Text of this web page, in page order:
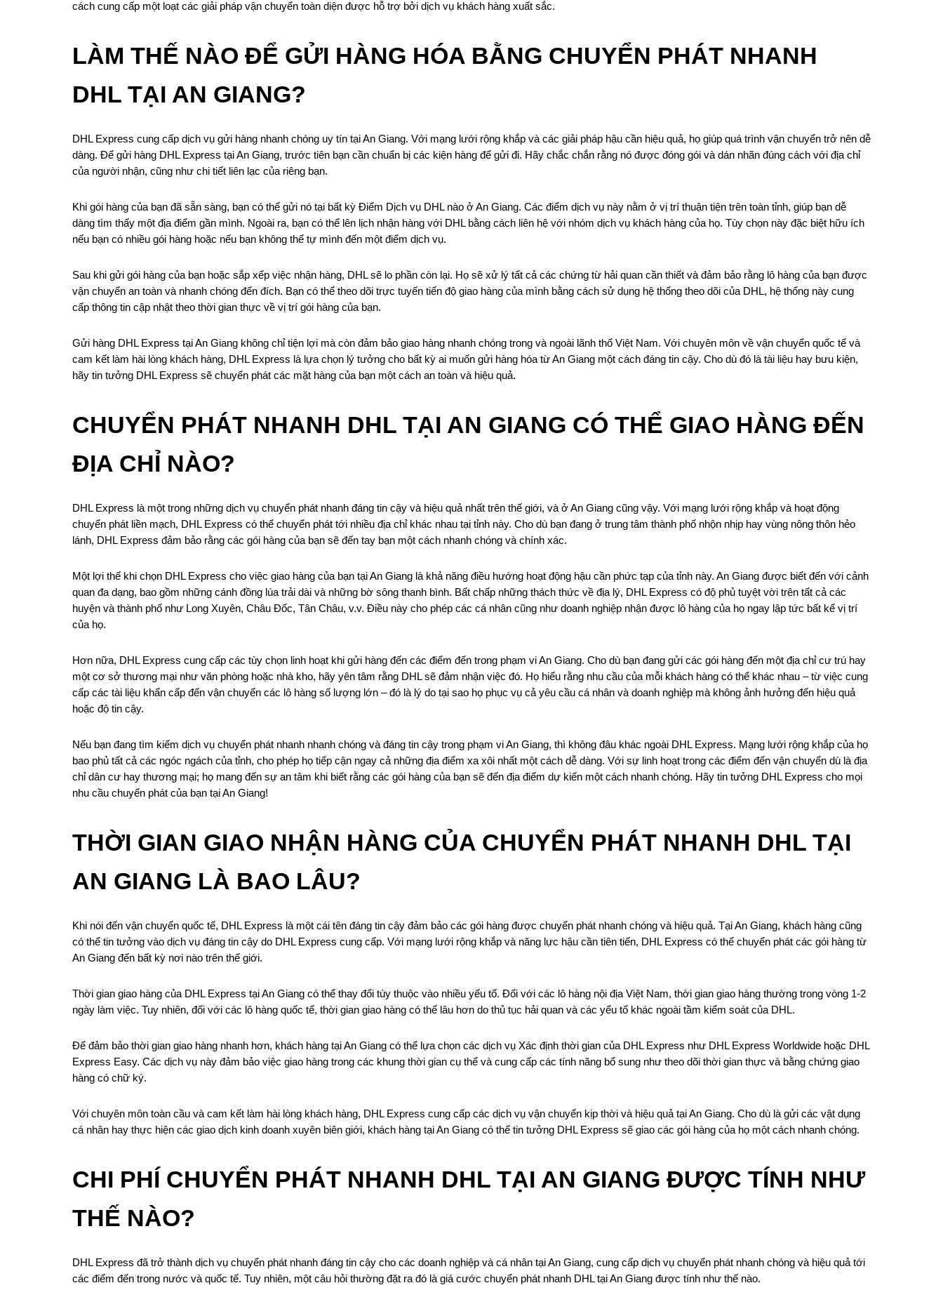
cách cung cấp một loạt các giải pháp vận chuyển toàn diện được hỗ trợ bởi dịch vụ khách hàng xuất sắc.
LÀM THẾ NÀO ĐỂ GỬI HÀNG HÓA BẰNG CHUYỂN PHÁT NHANH
DHL TẠI AN GIANG?
DHL Express cung cấp dịch vụ gửi hàng nhanh chóng uy tín tại An Giang. Với mạng lưới rộng khắp và các giải pháp hậu cần hiệu quả, họ giúp quá trình vận chuyển trở nên dễ
dàng. Để gửi hàng DHL Express tại An Giang, trước tiên bạn cần chuẩn bị các kiện hàng để gửi đi. Hãy chắc chắn rằng nó được đóng gói và dán nhãn đúng cách với địa chỉ
của người nhận, cũng như chi tiết liên lạc của riêng bạn.
Khi gói hàng của bạn đã sẵn sàng, bạn có thể gửi nó tại bất kỳ Điểm Dịch vụ DHL nào ở An Giang. Các điểm dịch vụ này nằm ở vị trí thuận tiện trên toàn tỉnh, giúp bạn dễ
dàng tìm thấy một địa điểm gần mình. Ngoài ra, bạn có thể lên lịch nhận hàng với DHL bằng cách liên hệ với nhóm dịch vụ khách hàng của họ. Tùy chọn này đặc biệt hữu ích
nếu bạn có nhiều gói hàng hoặc nếu bạn không thể tự mình đến một điểm dịch vụ.
Sau khi gửi gói hàng của bạn hoặc sắp xếp việc nhận hàng, DHL sẽ lo phần còn lại. Họ sẽ xử lý tất cả các chứng từ hải quan cần thiết và đảm bảo rằng lô hàng của bạn được
vận chuyển an toàn và nhanh chóng đến đích. Bạn có thể theo dõi trực tuyến tiến độ giao hàng của mình bằng cách sử dụng hệ thống theo dõi của DHL, hệ thống này cung
cấp thông tin cập nhật theo thời gian thực về vị trí gói hàng của bạn.
Gửi hàng DHL Express tại An Giang không chỉ tiện lợi mà còn đảm bảo giao hàng nhanh chóng trong và ngoài lãnh thổ Việt Nam. Với chuyên môn về vận chuyển quốc tế và
cam kết làm hài lòng khách hàng, DHL Express là lựa chọn lý tưởng cho bất kỳ ai muốn gửi hàng hóa từ An Giang một cách đáng tin cậy. Cho dù đó là tài liệu hay bưu kiện,
hãy tin tưởng DHL Express sẽ chuyển phát các mặt hàng của bạn một cách an toàn và hiệu quả.
CHUYỂN PHÁT NHANH DHL TẠI AN GIANG CÓ THỂ GIAO HÀNG ĐẾN
ĐỊA CHỈ NÀO?
DHL Express là một trong những dịch vụ chuyển phát nhanh đáng tin cậy và hiệu quả nhất trên thế giới, và ở An Giang cũng vậy. Với mạng lưới rộng khắp và hoạt động
chuyển phát liền mạch, DHL Express có thể chuyển phát tới nhiều địa chỉ khác nhau tại tỉnh này. Cho dù bạn đang ở trung tâm thành phố nhộn nhịp hay vùng nông thôn hẻo
lánh, DHL Express đảm bảo rằng các gói hàng của bạn sẽ đến tay bạn một cách nhanh chóng và chính xác.
Một lợi thế khi chọn DHL Express cho việc giao hàng của bạn tại An Giang là khả năng điều hướng hoạt động hậu cần phức tạp của tỉnh này. An Giang được biết đến với cảnh
quan đa dạng, bao gồm những cánh đồng lúa trải dài và những bờ sông thanh bình. Bất chấp những thách thức về địa lý, DHL Express có độ phủ tuyệt vời trên tất cả các
huyện và thành phố như Long Xuyên, Châu Đốc, Tân Châu, v.v. Điều này cho phép các cá nhân cũng như doanh nghiệp nhận được lô hàng của họ ngay lập tức bất kể vị trí
của họ.
Hơn nữa, DHL Express cung cấp các tùy chọn linh hoạt khi gửi hàng đến các điểm đến trong phạm vi An Giang. Cho dù bạn đang gửi các gói hàng đến một địa chỉ cư trú hay
một cơ sở thương mại như văn phòng hoặc nhà kho, hãy yên tâm rằng DHL sẽ đảm nhận việc đó. Họ hiểu rằng nhu cầu của mỗi khách hàng có thể khác nhau – từ việc cung
cấp các tài liệu khẩn cấp đến vận chuyển các lô hàng số lượng lớn – đó là lý do tại sao họ phục vụ cả yêu cầu cá nhân và doanh nghiệp mà không ảnh hưởng đến hiệu quả
hoặc độ tin cậy.
Nếu bạn đang tìm kiếm dịch vụ chuyển phát nhanh nhanh chóng và đáng tin cậy trong phạm vi An Giang, thì không đâu khác ngoài DHL Express. Mạng lưới rộng khắp của họ
bao phủ tất cả các ngóc ngách của tỉnh, cho phép họ tiếp cận ngay cả những địa điểm xa xôi nhất một cách dễ dàng. Với sự linh hoạt trong các điểm đến vận chuyển dù là địa
chỉ dân cư hay thương mại; họ mang đến sự an tâm khi biết rằng các gói hàng của bạn sẽ đến địa điểm dự kiến một cách nhanh chóng. Hãy tin tưởng DHL Express cho mọi
nhu cầu chuyển phát của bạn tại An Giang!
THỜI GIAN GIAO NHẬN HÀNG CỦA CHUYỂN PHÁT NHANH DHL TẠI
AN GIANG LÀ BAO LÂU?
Khi nói đến vận chuyển quốc tế, DHL Express là một cái tên đáng tin cậy đảm bảo các gói hàng được chuyển phát nhanh chóng và hiệu quả. Tại An Giang, khách hàng cũng
có thể tin tưởng vào dịch vụ đáng tin cậy do DHL Express cung cấp. Với mạng lưới rộng khắp và năng lực hậu cần tiên tiến, DHL Express có thể chuyển phát các gói hàng từ
An Giang đến bất kỳ nơi nào trên thế giới.
Thời gian giao hàng của DHL Express tại An Giang có thể thay đổi tùy thuộc vào nhiều yếu tố. Đối với các lô hàng nội địa Việt Nam, thời gian giao hàng thường trong vòng 1-2
ngày làm việc. Tuy nhiên, đối với các lô hàng quốc tế, thời gian giao hàng có thể lâu hơn do thủ tục hải quan và các yếu tố khác ngoài tầm kiểm soát của DHL.
Để đảm bảo thời gian giao hàng nhanh hơn, khách hàng tại An Giang có thể lựa chọn các dịch vụ Xác định thời gian của DHL Express như DHL Express Worldwide hoặc DHL
Express Easy. Các dịch vụ này đảm bảo việc giao hàng trong các khung thời gian cụ thể và cung cấp các tính năng bổ sung như theo dõi thời gian thực và bằng chứng giao
hàng có chữ ký.
Với chuyên môn toàn cầu và cam kết làm hài lòng khách hàng, DHL Express cung cấp các dịch vụ vận chuyển kịp thời và hiệu quả tại An Giang. Cho dù là gửi các vật dụng
cá nhân hay thực hiện các giao dịch kinh doanh xuyên biên giới, khách hàng tại An Giang có thể tin tưởng DHL Express sẽ giao các gói hàng của họ một cách nhanh chóng.
CHI PHÍ CHUYỂN PHÁT NHANH DHL TẠI AN GIANG ĐƯỢC TÍNH NHƯ
THẾ NÀO?
DHL Express đã trở thành dịch vụ chuyển phát nhanh đáng tin cậy cho các doanh nghiệp và cá nhân tại An Giang, cung cấp dịch vụ chuyển phát nhanh chóng và hiệu quả tới
các điểm đến trong nước và quốc tế. Tuy nhiên, một câu hỏi thường đặt ra đó là giá cước chuyển phát nhanh DHL tại An Giang được tính như thế nào.